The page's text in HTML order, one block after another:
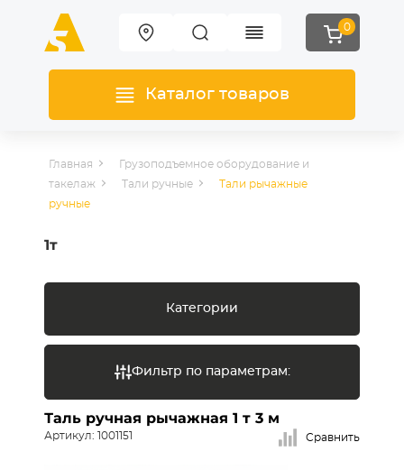
0
Каталог товаров
Главная
Грузоподъемное оборудование и
такелаж
Тали ручные
Тали рычажные
ручные
1т
Категории
Фильтр по параметрам:
Таль ручная рычажная 1 т 3 м
Артикул: 1001151 Сравнить